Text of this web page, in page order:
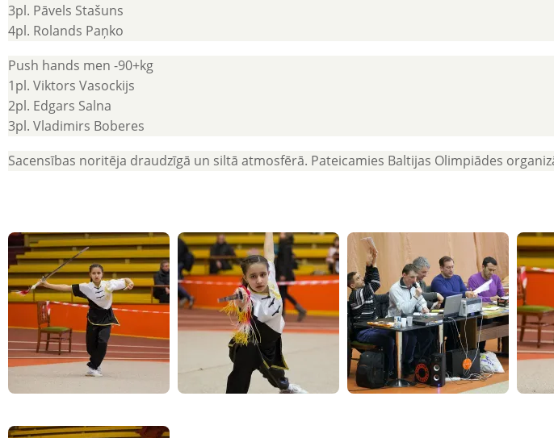
3pl. Pāvels Stašuns
4pl. Rolands Paņko
Push hands men -90+kg
1pl. Viktors Vasockijs
2pl. Edgars Salna
3pl. Vladimirs Boberes
Sacensības noritēja draudzīgā un siltā atmosfērā. Pateicamies Baltijas Olimpiādes